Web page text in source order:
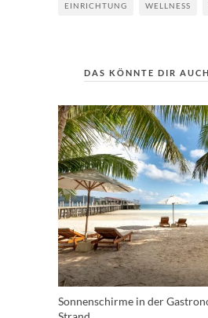
EINRICHTUNG WELLNESS
DAS KÖNNTE DIR
Sonnenschirme in der